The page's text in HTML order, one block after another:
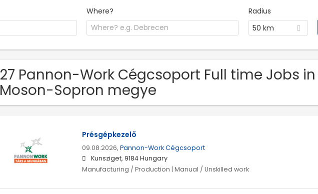
Where?
Radius
50 km
27 Pannon-Work Cégcsoport Full time Jobs
Moson-Sopron megye
Présgépkezelő
09.08.2026, Pannon-Work Cégcsoport
Kunsziget, 9184 Hungary
Manufacturing / Production | Manual / Unskilled work